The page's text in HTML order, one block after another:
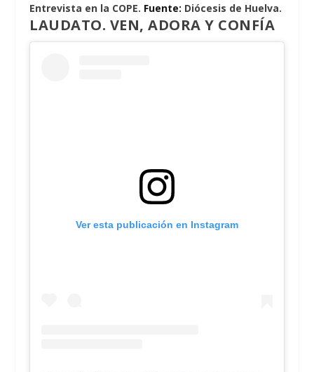
Entrevista en la COPE. Fuente: Diócesis de Huelva.
LAUDATO. VEN, ADORA Y CONFÍA
Ver esta publicación en Instagram